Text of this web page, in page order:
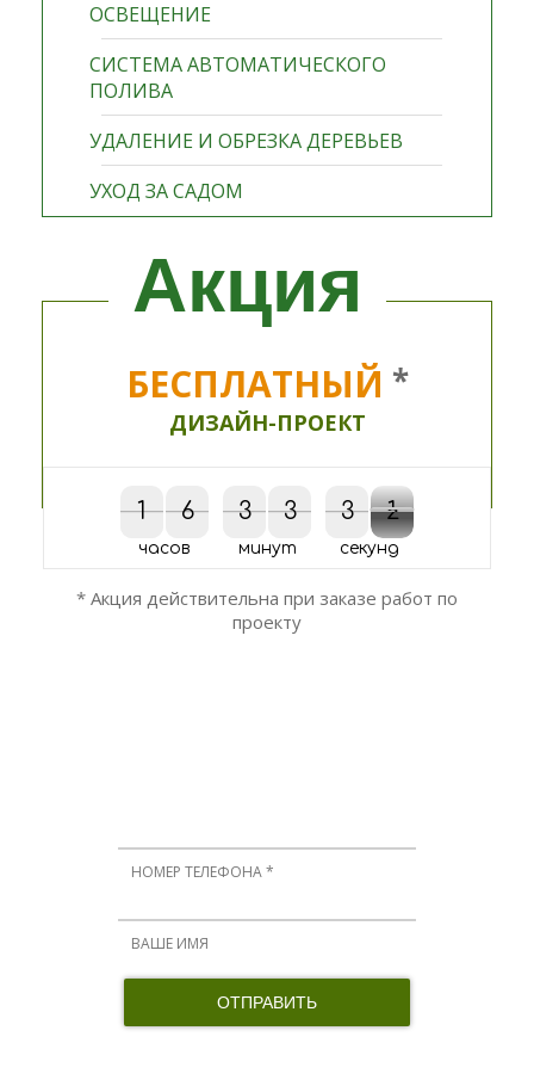
ОСВЕЩЕНИЕ
СИСТЕМА АВТОМАТИЧЕСКОГО
ПОЛИВА
УДАЛЕНИЕ И ОБРЕЗКА ДЕРЕВЬЕВ
УХОД ЗА САДОМ
Акция
БЕСПЛАТНЫЙ *
ДИЗАЙН-ПРОЕКТ
1
1 6
6
часов
3
3 3
3
минут
3
3 2
1
1
2
секунд
* Акция действительна при заказе работ по
проекту